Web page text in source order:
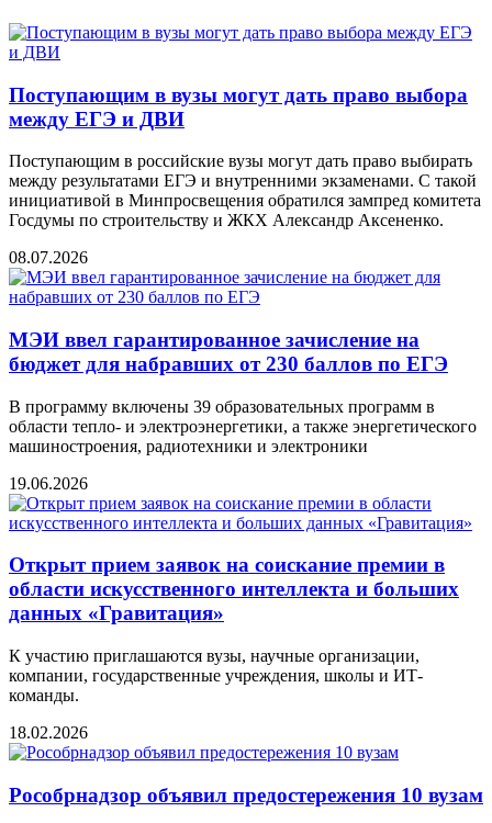
Поступающим в вузы могут дать право выбора
между ЕГЭ и ДВИ
Поступающим в российские вузы могут дать право выбирать
между результатами ЕГЭ и внутренними экзаменами. С такой
инициативой в Минпросвещения обратился зампред комитета
Госдумы по строительству и ЖКХ Александр Аксененко.
08.07.2026
МЭИ ввел гарантированное зачисление на
бюджет для набравших от 230 баллов по ЕГЭ
В программу включены 39 образовательных программ в
области тепло- и электроэнергетики, а также энергетического
машиностроения, радиотехники и электроники
19.06.2026
Открыт прием заявок на соискание премии в
области искусственного интеллекта и больших
данных «Гравитация»
К участию приглашаются вузы, научные организации,
компании, государственные учреждения, школы и ИТ-
команды.
18.02.2026
Рособрнадзор объявил предостережения 10 вузам